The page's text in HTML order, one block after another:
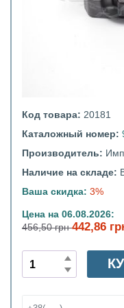
Код товара: 20181
Каталожный номер:
Производитель:
Наличие на складе:
Ваша скидка: 3%
Цена на 06.08.2026:
456,50 грн442,86